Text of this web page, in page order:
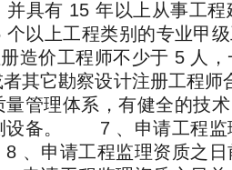
并具有 15 年以上从事工
以上工程类别的专业甲
造价工程师不少于 5 人
者其它勘察设计注册工
量管理体系，有健全的
设备。 7 、申请工程监
申请工程监理资质之日